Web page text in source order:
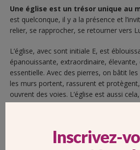
Une église est un trésor unique au
est quelconque, il y a la présence et
relier, se rapprocher, se retourner vers
L’église, avec sont initiale E, est
épanouissante, extraordinaire,
essentielle. Avec des pierres, on bâtit
les murs portent, rassurent et
ouvrent des voies. L’église est aussi
rassemble les personnes et verticale,
Inscrivez-